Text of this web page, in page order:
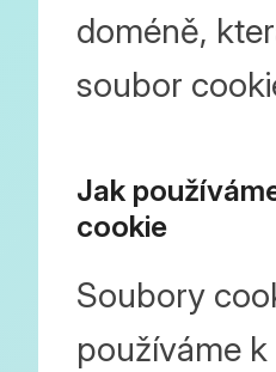
doméně,
soubor
Jak
cookie
Soubory
používáme